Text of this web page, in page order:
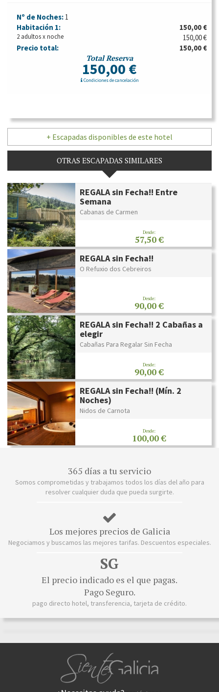
Nº de Noches: 1
Habitación 1: 150,00 €
2 adultos x noche
150,00 €
Precio total:
150,00 €
Total Reserva
150,00 €
Condiciones de cancelación
+ Escapadas disponibles de este hotel
OTRAS ESCAPADAS SIMILARES
REGALA sin Fecha!! Entre
Semana
Cabanas de Carmen
Desde:
57,50 €
REGALA sin Fecha!!
O Refuxio dos Cebreiros
Desde:
90,00 €
REGALA sin Fecha!! 2 Cabañas a
elegir
Cabañas Para Regalar Sin Fecha
Desde:
90,00 €
REGALA sin Fecha!! (Mín. 2
Noches)
Nidos de Carnota
Desde:
100,00 €
365 días a tu servicio
Somos comprometidas y trabajamos todos los días del año para
resolver cualquier duda que pueda surgirte.
Los mejores precios de Galicia
Negociamos y buscamos las mejores tarifas. Descuentos especiales.
SG
El precio indicado es el que pagas.
Pago Seguro.
pago directo hotel, transferencia, tarjeta de crédito.